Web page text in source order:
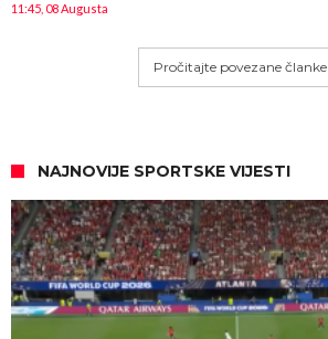
11:45, 08 Augusta
Pročitajte povezane članke
NAJNOVIJE SPORTSKE VIJESTI